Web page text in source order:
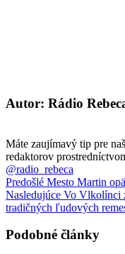
Autor: Rádio
Máte zaujímavý tip pre
redaktorov
@radio_rebeca
Predošlé Mesto Martin
Nasledujúce Vo Vlkolínci
tradičných ľudových
Podobné články